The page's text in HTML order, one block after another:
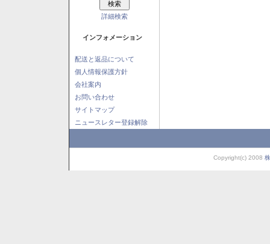
詳細検索
インフォメーション
配送と返品について
個人情報保護方針
会社案内
お問い合わせ
サイトマップ
ニュースレター登録解除
Copyright(c) 2008